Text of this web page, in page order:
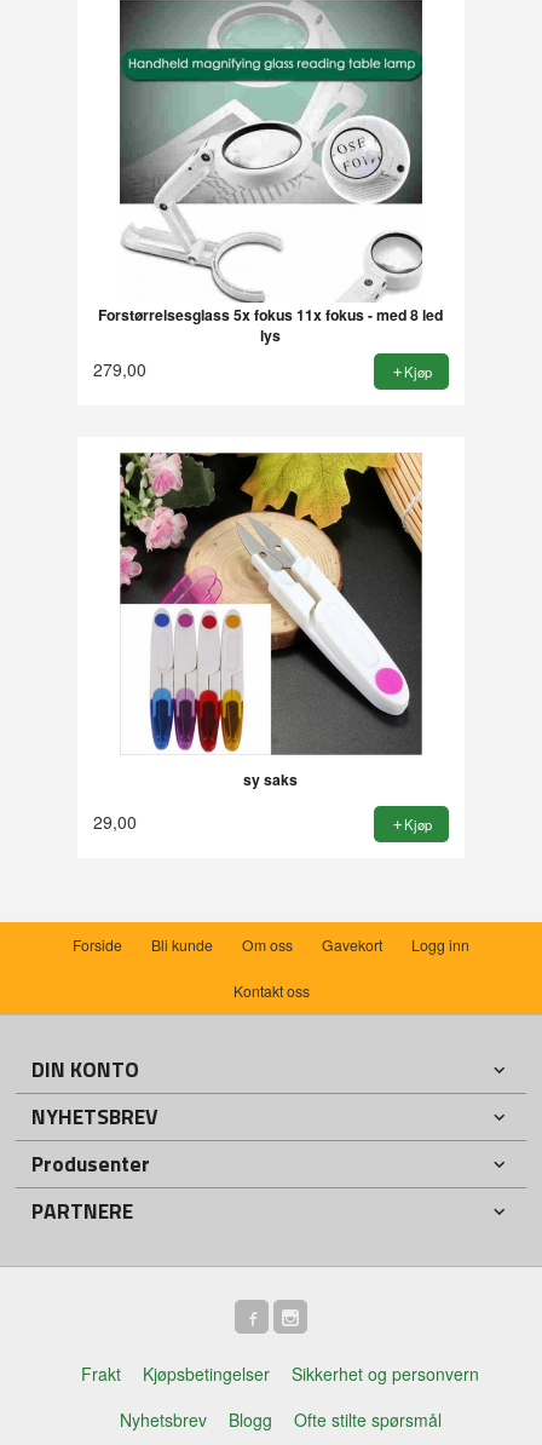
Forstørrelsesglass 5x fokus 11x fokus - med 8 led
lys
279,00 Kjøp
sy saks
29,00 Kjøp
Forside Bli kunde Om oss Gavekort Logg inn
Kontakt oss
DIN KONTO
NYHETSBREV
Produsenter
PARTNERE
Frakt Kjøpsbetingelser
Sikkerhet og personvern
Nyhetsbrev
Blogg Ofte stilte spørsmål